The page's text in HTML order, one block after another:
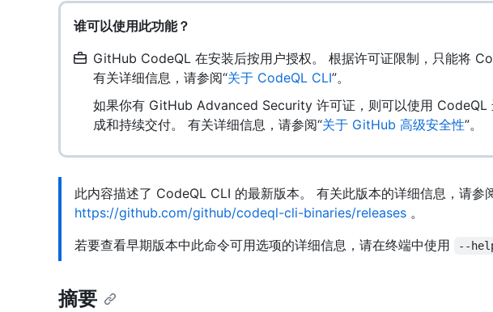
谁可以使用此功能？
GitHub CodeQL 在安装后按用户授权。 根据许可证限制，只能将
有关详细信息，请参阅“关于 CodeQL CLI”。
如果你有 GitHub Advanced Security 许可证，则可以使用 CodeQL
成和持续交付。 有关详细信息，请参阅“关于 GitHub 高级安全性”。
此内容描述了 CodeQL CLI 的最新版本。 有关此版本的详细信息，请参
https://github.com/github/codeql-cli-binaries/releases 。
若要查看早期版本中此命令可用选项的详细信息，请在终端中使用
--
摘要